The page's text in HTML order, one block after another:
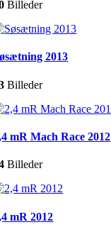
Billeder
2013
Billeder
mR Mach Race 2012
Billeder
mR 2012